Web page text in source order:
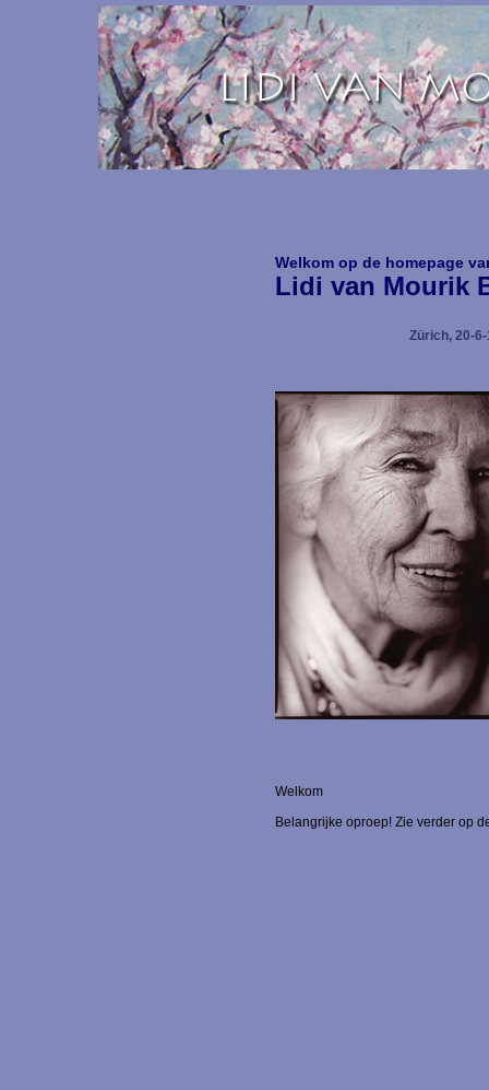
Welkom op de homepage
Lidi van Mourik
Zürich, 20-
Welkom
Belangrijke oproep! Zie verder op